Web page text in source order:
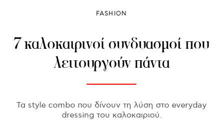
FASHION
7 καλοκαιρινοί συνδυασμοί που
λειτουργούν πάντα
Τα style combo που δίνουν τη λύση στο everyday
dressing του καλοκαιριού.